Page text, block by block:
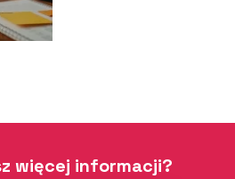
więcej informacji?